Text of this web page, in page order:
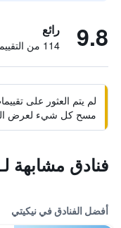
9.8 رائع
114 من التقييمات تم التحقق منها
لم يتم العثور على
مسح كل شيء لعرض
فنادق مشابهة
أفضل الفنادق في نيكيتي